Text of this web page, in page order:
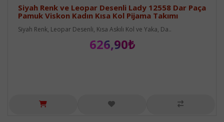
Siyah Renk ve Leopar Desenli Lady 12558 Dar Paça
Pamuk Viskon Kadın Kısa Kol Pijama Takımı
Siyah Renk, Leopar Desenli, Kısa Askılı Kol ve Yaka, Da..
626,90₺